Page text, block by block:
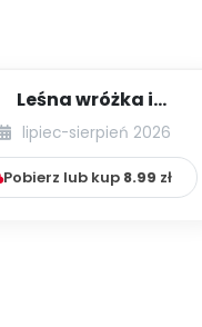
Leśna wróżka i
przyjaciele
lipiec-sierpień 2026
Pobierz lub kup 8.99 zł